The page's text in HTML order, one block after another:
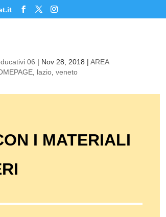
06 | Nov 28, 2018 |AREA
lazio ,veneto
I MATERIALI